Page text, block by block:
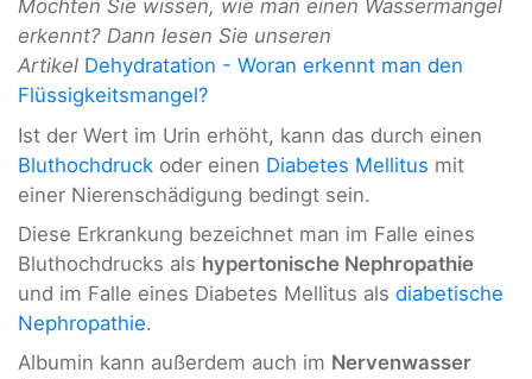
Möchten Sie wissen, wie man einen Wassermangel
erkennt? Dann lesen Sie unseren
Artikel Dehydratation - Woran erkennt man den
Flüssigkeitsmangel?
Ist der Wert im Urin erhöht, kann das durch einen
Bluthochdruck oder einen Diabetes Mellitus mit
einer Nierenschädigung bedingt sein.
Diese Erkrankung bezeichnet man im Falle eines
Bluthochdrucks als hypertonische Nephropathie
und im Falle eines Diabetes Mellitus als diabetische
Nephropathie.
Albumin kann außerdem auch im Nervenwasser